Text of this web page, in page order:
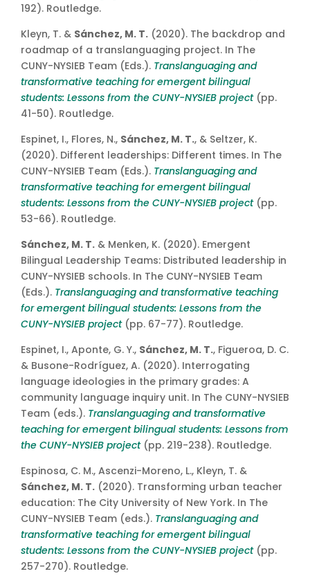
192). Routledge.
Kleyn, T. & Sánchez, M. T. (2020). The backdrop and
roadmap of a translanguaging project. In The
CUNY-NYSIEB Team (Eds.). Translanguaging and
transformative teaching for emergent bilingual
students: Lessons from the CUNY-NYSIEB project(pp.
41-50). Routledge.
Espinet, I., Flores, N., Sánchez, M. T., & Seltzer, K.
(2020). Different leaderships: Different times. In The
CUNY-NYSIEB Team (Eds.). Translanguaging and
transformative teaching for emergent bilingual
students: Lessons from the CUNY-NYSIEB project(pp.
53-66). Routledge.
Sánchez, M. T. & Menken, K. (2020). Emergent
Bilingual Leadership Teams: Distributed leadership in
CUNY-NYSIEB schools. In The CUNY-NYSIEB Team
(Eds.). Translanguaging and transformative teaching
for emergent bilingual students: Lessons from the
CUNY-NYSIEB project(pp. 67-77). Routledge.
Espinet, I., Aponte, G. Y., Sánchez, M. T., Figueroa, D. C.
& Busone-Rodríguez, A. (2020). Interrogating
language ideologies in the primary grades: A
community language inquiry unit. In The CUNY-NYSIEB
Team (eds.). Translanguaging and transformative
teaching for emergent bilingual students: Lessons from
the CUNY-NYSIEB project (pp. 219-238). Routledge.
Espinosa, C. M., Ascenzi-Moreno, L., Kleyn, T. &
Sánchez, M. T. (2020). Transforming urban teacher
education: The City University of New York. In The
CUNY-NYSIEB Team (eds.). Translanguaging and
transformative teaching for emergent bilingual
students: Lessons from the CUNY-NYSIEB project (pp.
257-270). Routledge.